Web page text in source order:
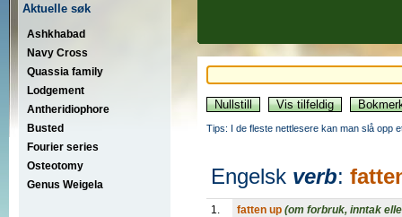
Aktuelle søk
Ashkhabad
Navy Cross
Quassia family
Lodgement
Antheridiophore
Busted
Fourier series
Osteotomy
Genus Weigela
Tips: I de fleste nettlesere kan man slå opp
Engelsk verb:
1. fatten up (om forbruk, inntak